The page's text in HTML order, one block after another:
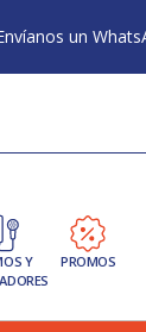
un
Y
PROMOS